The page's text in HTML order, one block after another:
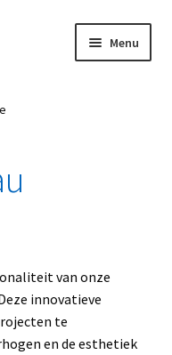
Menu
van onze
innovatieve
te
en de esthetiek